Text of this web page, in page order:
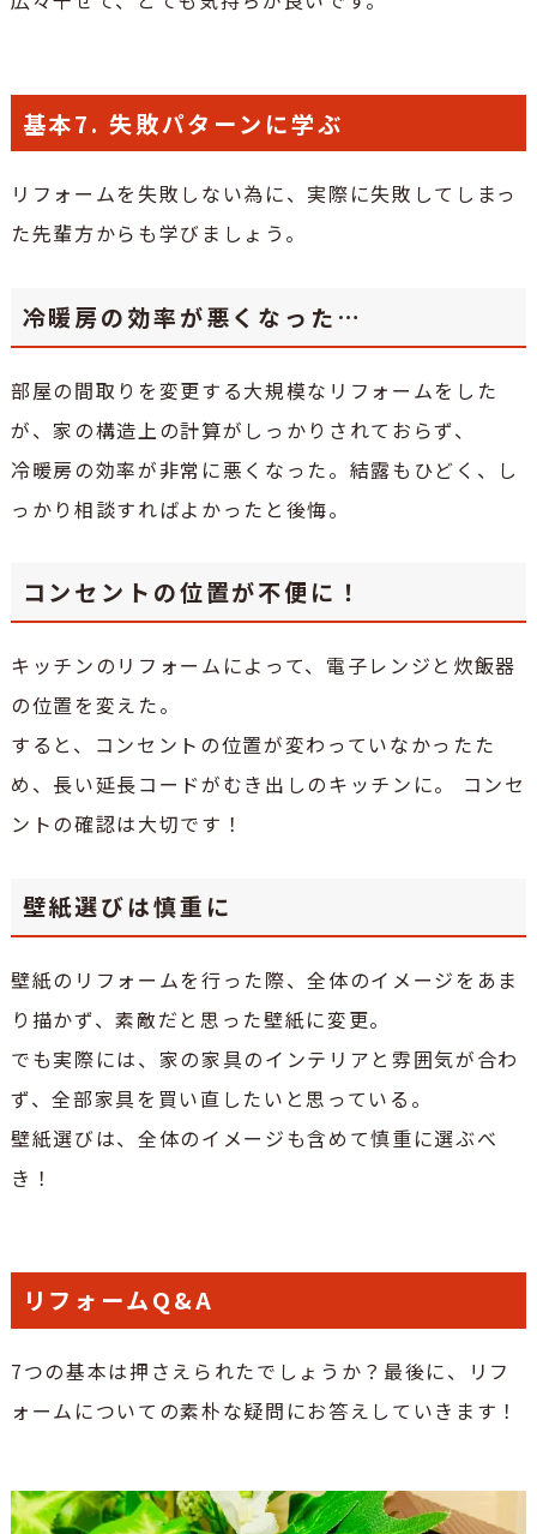
基本7. 失敗パターンに学ぶ
リフォームを失敗しない為に、実際に失敗してしまっ
た先輩方からも学びましょう。
冷暖房の効率が悪くなった…
部屋の間取りを変更する大規模なリフォームをした
が、家の構造上の計算がしっかりされておらず、
冷暖房の効率が非常に悪くなった。結露もひどく、し
っかり相談すればよかったと後悔。
コンセントの位置が不便に！
キッチンのリフォームによって、電子レンジと炊飯器
の位置を変えた。
すると、コンセントの位置が変わっていなかったた
め、長い延長コードがむき出しのキッチンに。 コンセ
ントの確認は大切です！
壁紙選びは慎重に
壁紙のリフォームを行った際、全体のイメージをあま
り描かず、素敵だと思った壁紙に変更。
でも実際には、家の家具のインテリアと雰囲気が合わ
ず、全部家具を買い直したいと思っている。
壁紙選びは、全体のイメージも含めて慎重に選ぶべ
き！
リフォームQ&A
7つの基本は押さえられたでしょうか？最後に、リフ
ォームについての素朴な疑問にお答えしていきます！